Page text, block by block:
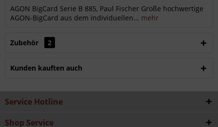
AGON BigCard Serie B 885, Paul Fischer Große hochwertige
AGON-BigCard aus dem individuellen... mehr
Zubehör 2
Kunden kauften auch
Service Hotline
Shop Service